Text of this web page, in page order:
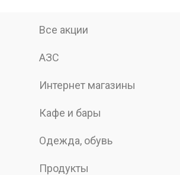
Все акции
АЗС
Интернет магазины
Кафе и бары
Одежда, обувь
Продукты